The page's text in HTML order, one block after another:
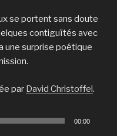
se portent sans doute
contiguïtés avec
une surprise poétique
par David Christoffel.
00:00